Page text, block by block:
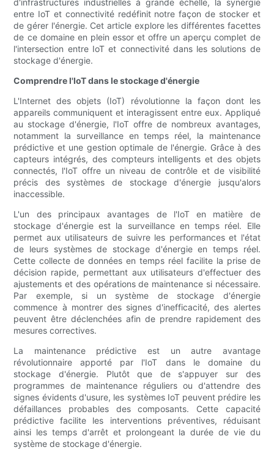
d'infrastructures industrielles à grande échelle, la synergie
entre IoT et connectivité redéfinit notre façon de stocker et
de gérer l'énergie. Cet article explore les différentes facettes
de ce domaine en plein essor et offre un aperçu complet de
l'intersection entre IoT et connectivité dans les solutions de
stockage d'énergie.
Comprendre l'IoT dans le stockage d'énergie
L'Internet des objets (IoT) révolutionne la façon dont les
appareils communiquent et interagissent entre eux. Appliqué
au stockage d'énergie, l'IoT offre de nombreux avantages,
notamment la surveillance en temps réel, la maintenance
prédictive et une gestion optimale de l'énergie. Grâce à des
capteurs intégrés, des compteurs intelligents et des objets
connectés, l'IoT offre un niveau de contrôle et de visibilité
précis des systèmes de stockage d'énergie jusqu'alors
inaccessible.
L'un des principaux avantages de l'IoT en matière de
stockage d'énergie est la surveillance en temps réel. Elle
permet aux utilisateurs de suivre les performances et l'état
de leurs systèmes de stockage d'énergie en temps réel.
Cette collecte de données en temps réel facilite la prise de
décision rapide, permettant aux utilisateurs d'effectuer des
ajustements et des opérations de maintenance si nécessaire.
Par exemple, si un système de stockage d'énergie
commence à montrer des signes d'inefficacité, des alertes
peuvent être déclenchées afin de prendre rapidement des
mesures correctives.
La maintenance prédictive est un autre avantage
révolutionnaire apporté par l'IoT dans le domaine du
stockage d'énergie. Plutôt que de s'appuyer sur des
programmes de maintenance réguliers ou d'attendre des
signes évidents d'usure, les systèmes IoT peuvent prédire les
défaillances probables des composants. Cette capacité
prédictive facilite les interventions préventives, réduisant
ainsi les temps d'arrêt et prolongeant la durée de vie du
système de stockage d'énergie.